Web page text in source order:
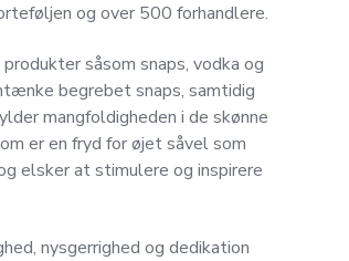
og over 500 forhandlere.
såsom snaps, vodka og
begrebet snaps, samtidig
mangfoldigheden i de skønne
er en fryd for øjet såvel som
elsker at stimulere og inspirere
nysgerrighed og dedikation